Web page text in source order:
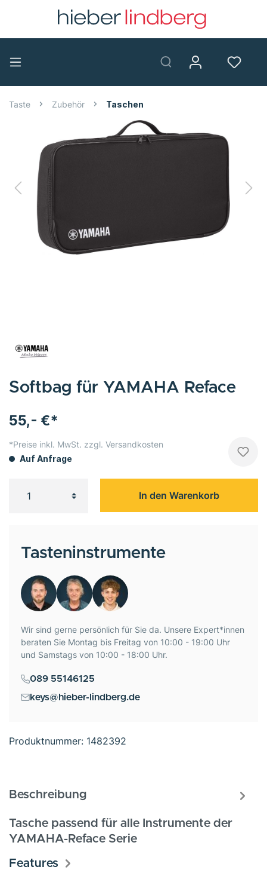
Taste Zubehör Taschen
55,- €*
*Preise inkl. MwSt. zzgl. Versandkosten
Auf Anfrage
In den Warenkorb
Produktnummer: 1482392
Softbag für YAMAHA Reface
Tasteninstrumente
Wir sind gerne persönlich für Sie da. Unsere Expert*innen
beraten Sie Montag bis Freitag von 10:00 - 19:00 Uhr
und Samstags von 10:00 - 18:00 Uhr.
089 55146125
keys@hieber-lindberg.de
Beschreibung
Tasche passend für alle Instrumente der
YAMAHA-Reface Serie
Features